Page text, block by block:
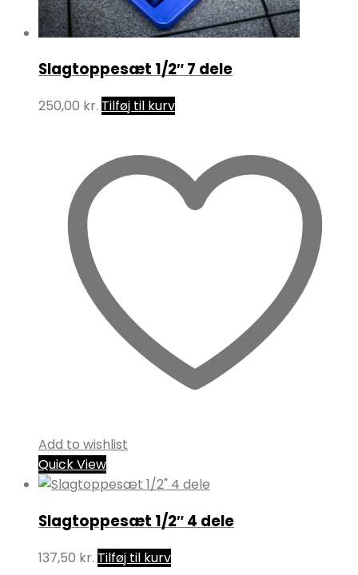
Slagtoppesæt 1/2″ 7 dele
250,00 kr. Tilføj til kurv
Add to wishlist
Quick View
Slagtoppesæt 1/2″ 4 dele
137,50 kr. Tilføj til kurv